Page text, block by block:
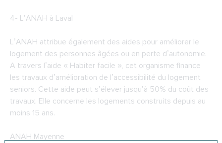
4- L’ANAH à Laval
L’ANAH attribue également des aides pour améliorer le
logement des personnes âgées ou en perte d’autonomie.
A travers l’aide « Habiter facile », cet organisme finance
les travaux d’amélioration de l’accessibilité du logement
seniors. Cette aide peut s’élever jusqu’à 50% du coût des
travaux. Elle concerne les logements construits depuis au
moins 15 ans.
ANAH Mayenne